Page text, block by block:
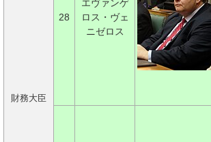
財務大臣
28
エヴァンゲ
ロス・ヴェ
ニゼロス